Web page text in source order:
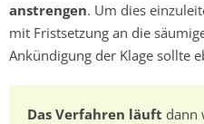
anstrengen. Um dies
mit Fristsetzung an die
Ankündigung der Klage sollte
Das Verfahren läuft dann